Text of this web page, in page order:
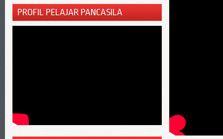
PROFIL PELAJAR PANCASILA